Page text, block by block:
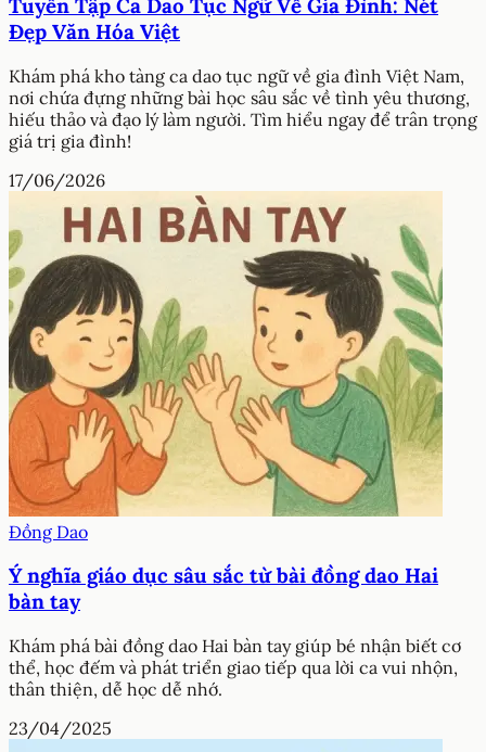
Tuyển Tập Ca Dao Tục Ngữ Về Gia Đình: Nét
Đẹp Văn Hóa Việt
Khám phá kho tàng ca dao tục ngữ về gia đình Việt Nam,
nơi chứa đựng những bài học sâu sắc về tình yêu thương,
hiếu thảo và đạo lý làm người. Tìm hiểu ngay để trân trọng
giá trị gia đình!
17/06/2026
Đồng Dao
Ý nghĩa giáo dục sâu sắc từ bài đồng dao Hai
bàn tay
Khám phá bài đồng dao Hai bàn tay giúp bé nhận biết cơ
thể, học đếm và phát triển giao tiếp qua lời ca vui nhộn,
thân thiện, dễ học dễ nhớ.
23/04/2025